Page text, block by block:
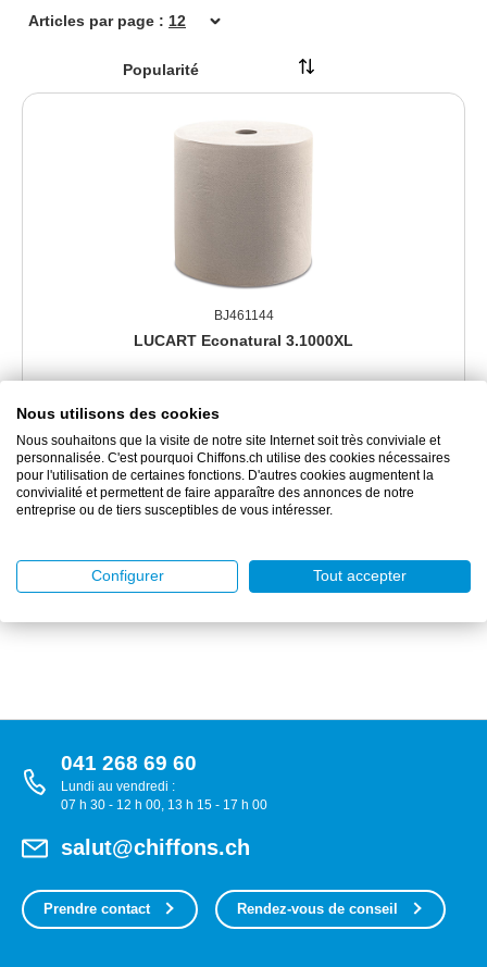
Articles par page :
BJ461144
LUCART Econatural 3.1000XL
Rouleau de papier recyclé, 1000 coupons
1 rouleau(x)
44.30 CHF
DÉTAILS
041 268 69 60
Lundi au vendredi :
07 h 30 - 12 h 00, 13 h 15 - 17 h 00
salut@chiffons.ch
Prendre contact Rendez-vous de conseil
Nous utilisons des cookies
Nous souhaitons que la visite de notre site Internet soit très conviviale et
personnalisée. C'est pourquoi Chiffons.ch utilise des cookies nécessaires
pour l'utilisation de certaines fonctions. D'autres cookies augmentent la
convivialité et permettent de faire apparaître des annonces de notre
entreprise ou de tiers susceptibles de vous intéresser.
Configurer Tout accepter